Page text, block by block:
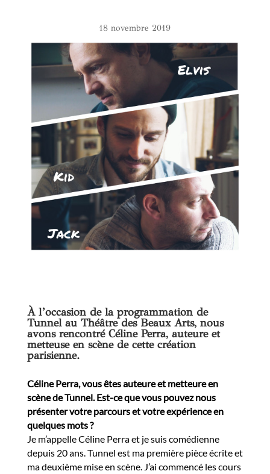
18 novembre 2019
À l’occasion de la programmation de
Tunnel au Théâtre des Beaux Arts, nous
avons rencontré Céline Perra, auteure et
metteuse en scène de cette création
parisienne.
Céline Perra, vous êtes auteure et metteure en
scène de Tunnel. Est-ce que vous pouvez nous
présenter votre parcours et votre expérience en
quelques mots ?
Je m’appelle Céline Perra et je suis comédienne
depuis 20 ans. Tunnel est ma première pièce écrite et
ma deuxième mise en scène. J’ai commencé les cours